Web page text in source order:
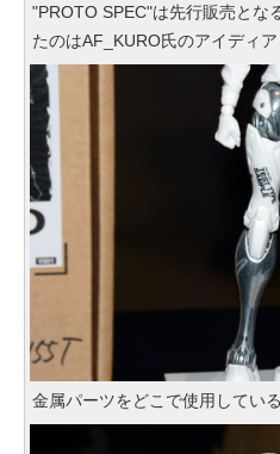
"PROTO SPEC"は先行販売とな
たのはAF_KURO氏のアイディア
金属パーツをどこで使用してい